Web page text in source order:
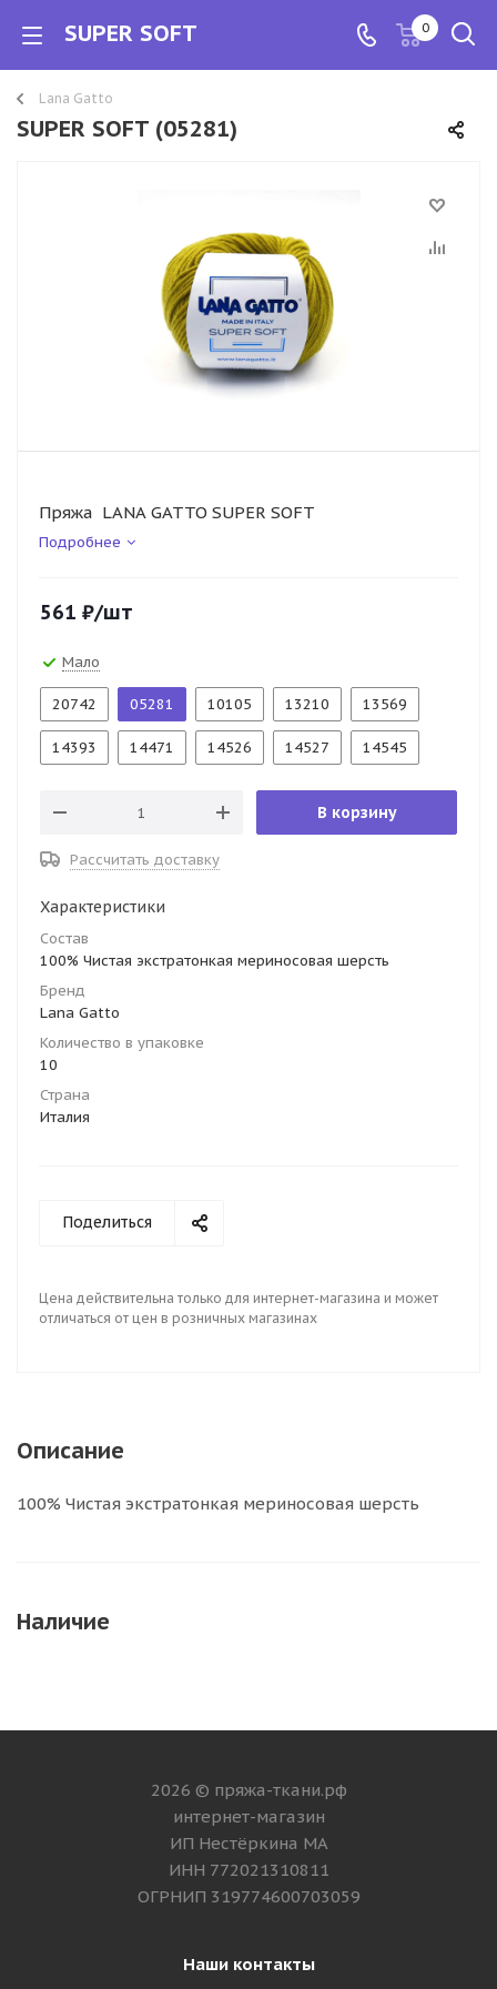
SUPER SOFT 0
Lana Gatto
SUPER SOFT (05281)
Пряжа LANA GATTO SUPER SOFT
Подробнее
561 ₽/шт
Мало
20742 05281 10105 13210 13569
14393 14471 14526 14527 14545
В корзину
Рассчитать доставку
Характеристики
Состав
100% Чистая экстратонкая мериносовая шерсть
Бренд
Lana Gatto
Количество в упаковке
10
Страна
Италия
Поделиться
Цена действительна только для интернет-магазина и может
отличаться от цен в розничных магазинах
Описание
100% Чистая экстратонкая мериносовая шерсть
Наличие
2026 © пряжа-ткани.рф
интернет-магазин
ИП Нестёркина МА
ИНН 772021310811
ОГРНИП 319774600703059
Наши контакты